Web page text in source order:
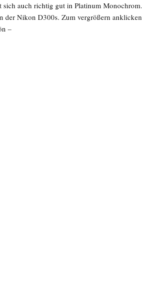
sich auch richtig gut in Platinum
der Nikon D300s. Zum vergrößern
–